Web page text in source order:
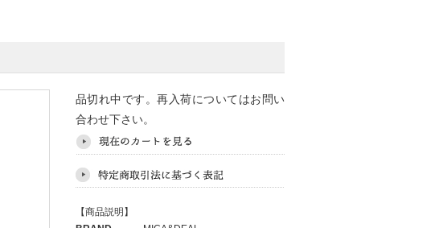
品切れ中です。再入荷についてはお問い
合わせ下さい。
【商品説明】